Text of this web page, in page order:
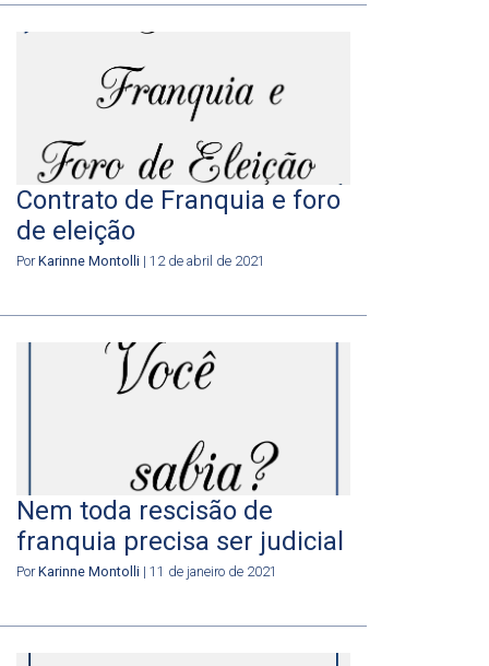
Contrato de Franquia e foro
de eleição
PorKarinne Montolli | 12 de abril de 2021
Nem toda rescisão de
franquia precisa ser judicial
PorKarinne Montolli | 11 de janeiro de 2021